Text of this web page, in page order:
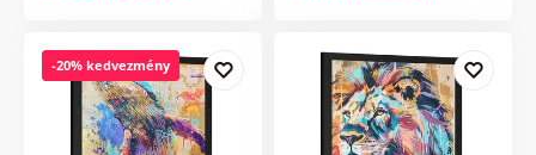
-20% kedvezmény